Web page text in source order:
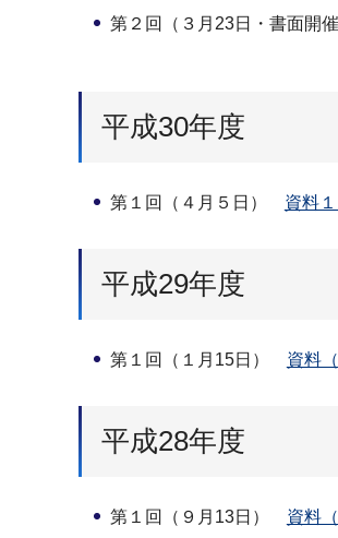
第２回（３月23日・書面開
平成30年度
第１回（４月５日） 資料
平成29年度
第１回（１月15日） 資料
平成28年度
第１回（９月13日） 資料